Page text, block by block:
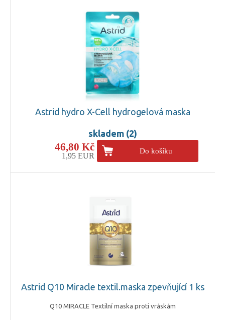
Astrid hydro X-Cell hydrogelová maska
skladem (2)
46,80 Kč
1,95 EUR
Do košíku
Astrid Q10 Miracle textil.maska zpevňující 1 ks
Q10 MIRACLE Textilní maska proti vráskám